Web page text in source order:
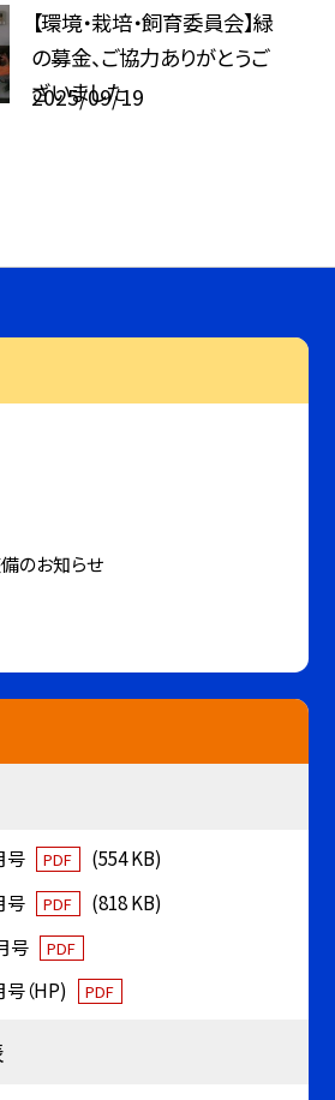
【環境・栽培・飼育委員会】緑
の募金、ご協力ありがとうご
ざいました
2025/09/19
のお知らせ
号 PDF
(554 KB)
号
PDF
(818 KB)
号
PDF
（HP) PDF